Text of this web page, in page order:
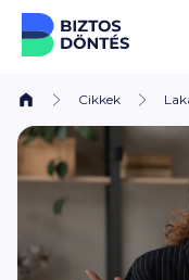
Ugrás a
Cikkek